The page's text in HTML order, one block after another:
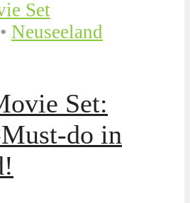
• Neuseeland
Set:
do in